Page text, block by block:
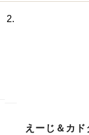
えーじ＆カ